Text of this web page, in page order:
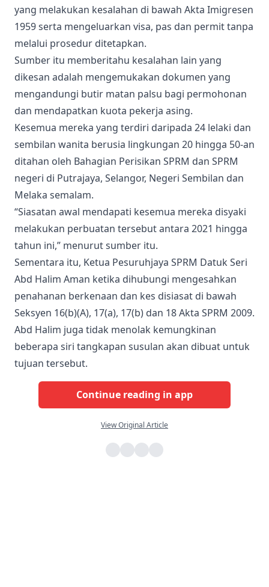
yang melakukan kesalahan di bawah Akta Imigresen
1959 serta mengeluarkan visa, pas dan permit tanpa
melalui prosedur ditetapkan.
Sumber itu memberitahu kesalahan lain yang
dikesan adalah mengemukakan dokumen yang
mengandungi butir matan palsu bagi permohonan
dan mendapatkan kuota pekerja asing.
Kesemua mereka yang terdiri daripada 24 lelaki dan
sembilan wanita berusia lingkungan 20 hingga 50-an
ditahan oleh Bahagian Perisikan SPRM dan SPRM
negeri di Putrajaya, Selangor, Negeri Sembilan dan
Melaka semalam.
“Siasatan awal mendapati kesemua mereka disyaki
melakukan perbuatan tersebut antara 2021 hingga
tahun ini,” menurut sumber itu.
Sementara itu, Ketua Pesuruhjaya SPRM Datuk Seri
Abd Halim Aman ketika dihubungi mengesahkan
penahanan berkenaan dan kes disiasat di bawah
Seksyen 16(b)(A), 17(a), 17(b) dan 18 Akta SPRM 2009.
Abd Halim juga tidak menolak kemungkinan
beberapa siri tangkapan susulan akan dibuat untuk
tujuan tersebut.
Continue reading in app
View Original Article